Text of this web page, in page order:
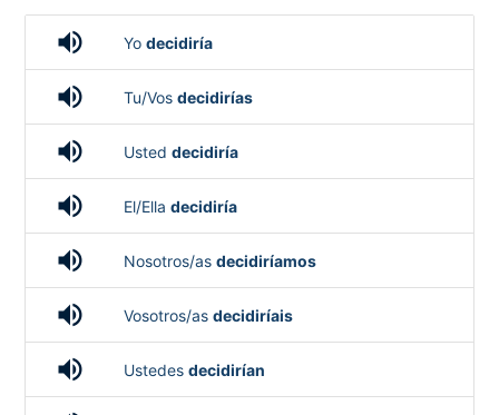
volume_up Yo decidiría
volume_up Tu/Vos decidirías
volume_up Usted decidiría
volume_up El/Ella decidiría
volume_up Nosotros/as decidiríamos
volume_up Vosotros/as decidiríais
volume_up Ustedes decidirían